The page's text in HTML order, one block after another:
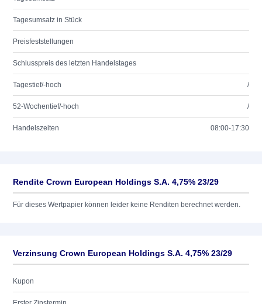
Tagesumsatz in Stück
Preisfeststellungen
Schlusspreis des letzten Handelstages
Tagestief/-hoch /
52-Wochentief/-hoch /
Handelszeiten 08:00-17:30
Rendite Crown European Holdings S.A. 4,75% 23/29
Für dieses Wertpapier können leider keine Renditen berechnet werden.
Verzinsung Crown European Holdings S.A. 4,75% 23/29
Kupon